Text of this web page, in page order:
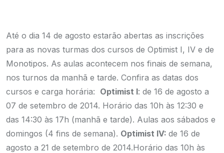
Até o dia 14 de agosto estarão abertas as inscrições
para as novas turmas dos cursos de Optimist I, IV e de
Monotipos. As aulas acontecem nos finais de semana,
nos turnos da manhã e tarde. Confira as datas dos
cursos e carga horária: Optimist I: de 16 de agosto a
07 de setembro de 2014. Horário das 10h às 12:30 e
das 14:30 às 17h (manhã e tarde). Aulas aos sábados e
domingos (4 fins de semana). Optimist IV: de 16 de
agosto a 21 de setembro de 2014.Horário das 10h às